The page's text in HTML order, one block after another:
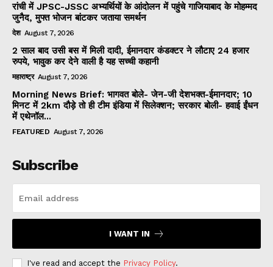
रांची में JPSC-JSSC अभ्यर्थियों के आंदोलन में पहुंचे गाजियाबाद के मोहम्मद
जुनैद, मुफ्त भोजन बांटकर जताया समर्थन
देश August 7, 2026
2 साल बाद उसी बस में मिली दादी, ईमानदार कंडक्टर ने लौटाए 24 हजार
रुपये, भावुक कर देने वाली है यह सच्ची कहानी
महाराष्ट्र August 7, 2026
Morning News Brief: भागवत बोले- जेन-जी देशभक्त-ईमानदार; 10
मिनट में 2km दौड़े तो ही टीम इंडिया में सिलेक्शन; सरकार बोली- हवाई ईंधन
में एथेनॉल...
FEATURED August 7, 2026
Subscribe
I WANT IN
I've read and accept the Privacy Policy.